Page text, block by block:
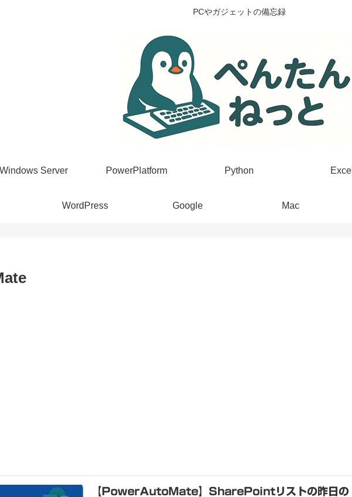
PCやガジェットの備忘録
Windows Server PowerPlatform Python Excel
WordPress Google Mac
【PowerAutoMate】SharePointリストの昨日の